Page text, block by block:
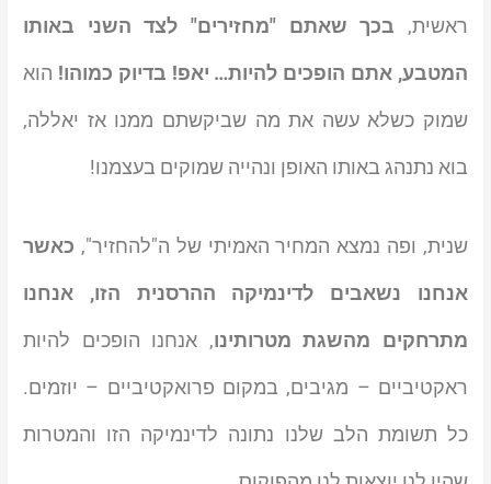
ראשית, בכך שאתם "מחזירים" לצד השני באותו
המטבע, אתם הופכים להיות… יאפ! בדיוק כמוהו! הוא
שמוק כשלא עשה את מה שביקשתם ממנו אז יאללה,
בוא נתנהג באותו האופן ונהייה שמוקים בעצמנו!
שנית, ופה נמצא המחיר האמיתי של ה"להחזיר", כאשר
אנחנו נשאבים לדינמיקה ההרסנית הזו, אנחנו
מתרחקים מהשגת מטרותינו, אנחנו הופכים להיות
ראקטיביים – מגיבים, במקום פרואקטיביים – יוזמים.
כל תשומת הלב שלנו נתונה לדינמיקה הזו והמטרות